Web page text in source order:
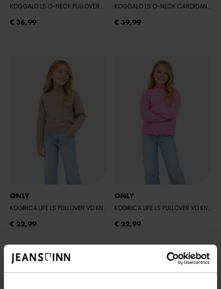
KOGGALO LS O-NECK PULLOVER KNT - MELLOW YELLOW/BLACK/TOFU/
€ 36,99
KOGGALO LS O-NECK CARDIDAN KNT
€ 39,99
ONLY
KOGRICA LIFE LS PULLOVER VD KNT NOO - BEIGE/W. MELANGE
€ 22,99
ONLY
KOGRICA LIFE LS PULLOVER VD KNT NOO
€ 22,99